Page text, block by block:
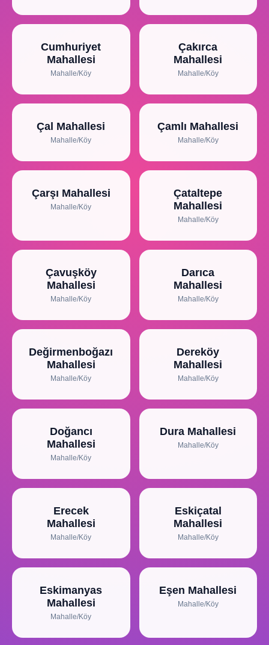
Cumhuriyet
Mahallesi
Mahalle/Köy
Çakırca
Mahallesi
Mahalle/Köy
Çal Mahallesi
Mahalle/Köy
Çamlı Mahallesi
Mahalle/Köy
Çarşı Mahallesi
Mahalle/Köy
Çataltepe
Mahallesi
Mahalle/Köy
Çavuşköy
Mahallesi
Mahalle/Köy
Darıca
Mahallesi
Mahalle/Köy
Değirmenboğazı
Mahallesi
Mahalle/Köy
Dereköy
Mahallesi
Mahalle/Köy
Doğancı
Mahallesi
Mahalle/Köy
Dura Mahallesi
Mahalle/Köy
Erecek
Mahallesi
Mahalle/Köy
Eskiçatal
Mahallesi
Mahalle/Köy
Eskimanyas
Mahallesi
Mahalle/Köy
Eşen Mahallesi
Mahalle/Köy